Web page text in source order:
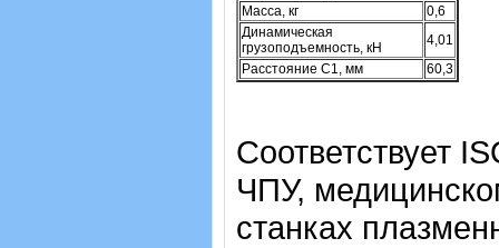
Масса, кг
0,6
Динамическая
грузоподъемность, кН
4,01
Расстояние C1, мм
60,3
Соответствует
ЧПУ,
станках